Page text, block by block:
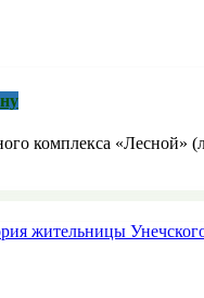
комплекса «Лесной»